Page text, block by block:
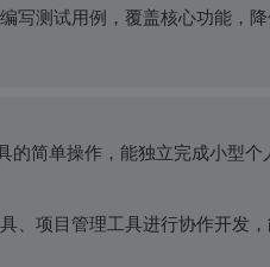
写测试用例，覆盖核心功能，
的简单操作，能独立完成小型个
、项目管理工具进行协作开发